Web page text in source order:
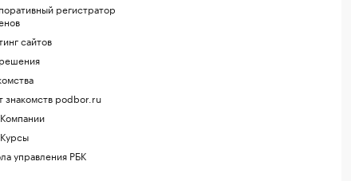
регистратор
сайтов
знакомств podbor.ru
управления РБК